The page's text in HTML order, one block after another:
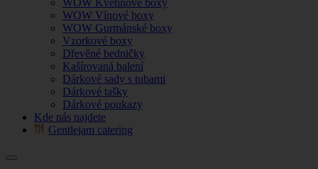
WOW Vínové boxy
WOW Gurmánské boxy
Vzorkové boxy
Dřevěné bedničky
Kašírovaná balení
Dárkové sady s tubami
Dárkové tašky
Dárkové poukazy
Kde nás najdete
Gentlejam catering